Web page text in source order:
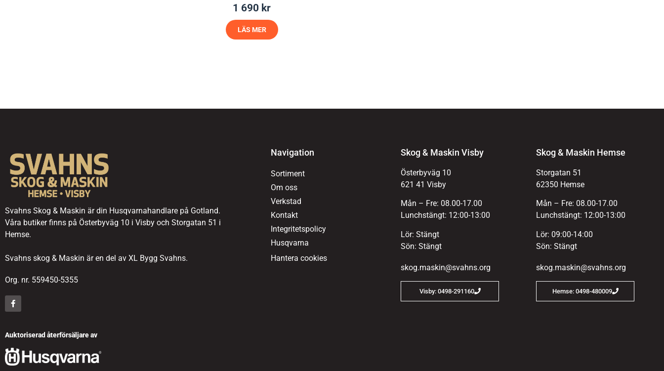
1 690 kr
LÄS MER
Svahns Skog & Maskin är din Husqvarnahandlare på Gotland.
Våra butiker finns på Österbyväg 10 i Visby och Storgatan 51 i
Hemse.
Svahns skog & Maskin är en del av XL Bygg Svahns.
Org. nr. 559450-5355
Auktoriserad återförsäljare av
Navigation
Sortiment
Om oss
Verkstad
Kontakt
Integritetspolicy
Husqvarna
Hantera cookies
Skog & Maskin Visby
Österbyväg 10
621 41 Visby
Mån – Fre: 08.00-17.00
Lunchstängt: 12:00-13:00
Lör: Stängt
Sön: Stängt
skog.maskin@svahns.org
Visby: 0498-291160
Skog & Maskin Hemse
Storgatan 51
62350 Hemse
Mån – Fre: 08.00-17.00
Lunchstängt: 12:00-13:00
Lör: 09:00-14:00
Sön: Stängt
skog.maskin@svahns.org
Hemse: 0498-480009